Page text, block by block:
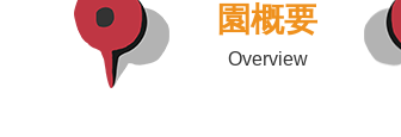
園概要
Overview